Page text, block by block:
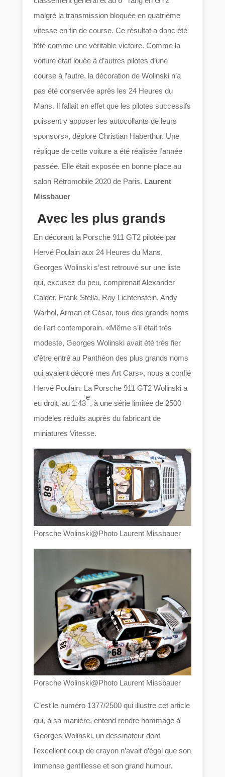
malgré la transmission bloquée en quatrième
vitesse en fin de course. Ce résultat a donc été
fêté comme une véritable victoire. Comme la
voiture était louée à d’autres pilotes d’une
course à l’autre, la décoration de Wolinski n’a
pas été conservée après les 24 Heures du
Mans. Il fallait en effet que les pilotes successifs
puissent y apposer les autocollants de leurs
sponsors», déplore Christian Haberthur. Une
réplique de cette voiture a été réalisée l’année
passée. Elle était exposée en bonne place au
salon Rétromobile 2020 de Paris. Laurent
Missbauer
Avec les plus grands
En décorant la Porsche 911 GT2 pilotée par
Hervé Poulain aux 24 Heures du Mans,
Georges Wolinski s’est retrouvé sur une liste
qui, excusez du peu, comprenait Alexander
Calder, Frank Stella, Roy Lichtenstein, Andy
Warhol, Arman et César, tous des grands noms
de l’art contemporain. «Même s’il était très
modeste, Georges Wolinski avait été très fier
d’être entré au Panthéon des plus grands noms
qui avaient décoré mes Art Cars», nous a confié
Hervé Poulain. La Porsche 911 GT2 Wolinski a
eu droit, au 1:43
e
, à une série limitée de 2500
modèles réduits auprès du fabricant de
miniatures Vitesse.
Porsche Wolinski@Photo Laurent Missbauer
Porsche Wolinski@Photo Laurent Missbauer
C’est le numéro 1377/2500 qui illustre cet article
qui, à sa manière, entend rendre hommage à
Georges Wolinski, un dessinateur dont
l’excellent coup de crayon n’avait d’égal que son
immense gentillesse et son grand humour.